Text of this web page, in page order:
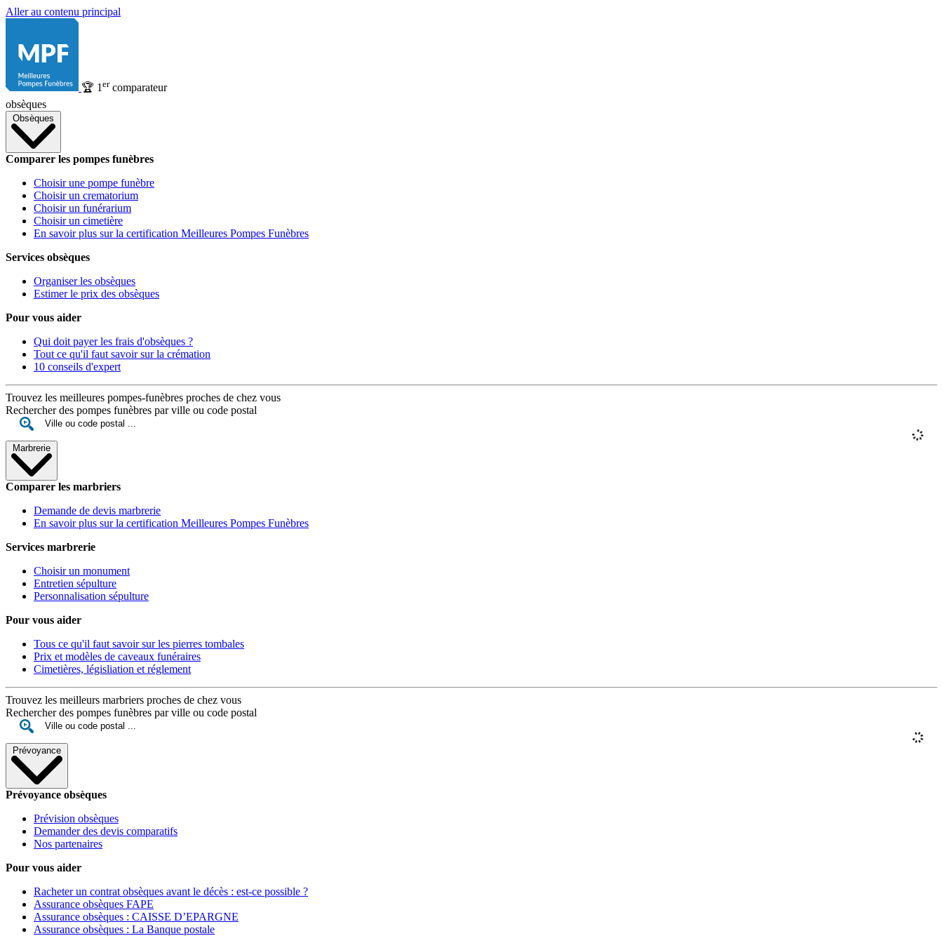
Aller au contenu principal
🏆 1 ercomparateur
obsèques
Obsèques
Comparer les pompes funèbres
Choisir une pompe funèbre
Choisir un crematorium
Choisir un funérarium
Choisir un cimetière
En savoir plus sur la certification Meilleures Pompes Funèbres
Services obsèques
Organiser les obsèques
Estimer le prix des obsèques
Pour vous aider
Qui doit payer les frais d'obsèques ?
Tout ce qu'il faut savoir sur la crémation
10 conseils d'expert
Trouvez les meilleures pompes-funèbres proches de chez vous
Rechercher des pompes funèbres par ville ou code postal
Marbrerie
Comparer les marbriers
Demande de devis marbrerie
En savoir plus sur la certification Meilleures Pompes Funèbres
Services marbrerie
Choisir un monument
Entretien sépulture
Personnalisation sépulture
Pour vous aider
Tous ce qu'il faut savoir sur les pierres tombales
Prix et modèles de caveaux funéraires
Cimetières, législiation et réglement
Trouvez les meilleurs marbriers proches de chez vous
Rechercher des pompes funèbres par ville ou code postal
Prévoyance
Prévoyance obsèques
Prévision obsèques
Demander des devis comparatifs
Nos partenaires
Pour vous aider
Racheter un contrat obsèques avant le décès : est-ce possible ?
Assurance obsèques FAPE
Assurance obsèques : CAISSE D’EPARGNE
Assurance obsèques : La Banque postale